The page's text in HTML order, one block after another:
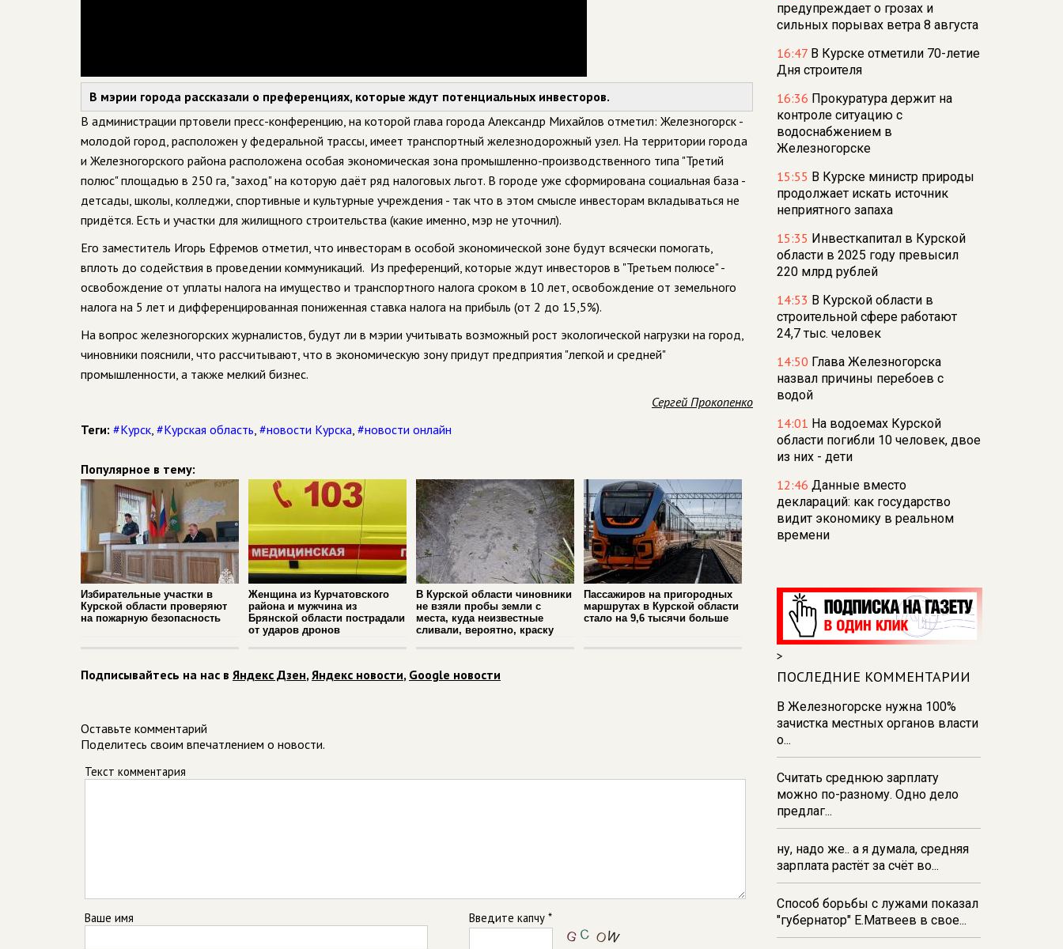
В мэрии города рассказали о преференциях, которые ждут потенциальных инвесторов.
В администрации пртовели пресс-конференцию, на которой глава города Александр Михайлов отметил: Железногорск -
молодой город, расположен у федеральной трассы, имеет транспортный железнодорожный узел. На территории города
и Железногорского района расположена особая экономическая зона промышленно-производственного типа "Третий
полюс" площадью в 250 га, "заход" на которую даёт ряд налоговых льгот. В городе уже сформирована социальная база -
детсады, школы, колледжи, спортивные и культурные учреждения - так что в этом смысле инвесторам вкладываться не
придётся. Есть и участки для жилищного строительства (какие именно, мэр не уточнил).
Его заместитель Игорь Ефремов отметил, что инвесторам в особой экономической зоне будут всячески помогать,
вплоть до содействия в проведении коммуникаций. Из преференций, которые ждут инвесторов в "Третьем полюсе" -
освобождение от уплаты налога на имущество и транспортного налога сроком в 10 лет, освобождение от земельного
налога на 5 лет и дифференцированная пониженная ставка налога на прибыль (от 2 до 15,5%).
На вопрос железногорских журналистов, будут ли в мэрии учитывать возможный рост экологической нагрузки на город,
чиновники пояснили, что рассчитывают, что в экономическую зону придут предприятия "легкой и средней"
промышленности, а также мелкий бизнес.
Сергей Прокопенко
Теги: #Курск, #Курская область, #новости Курска, #новости онлайн
Популярное в тему:
Избирательные участки в
Курской области проверяют
на пожарную безопасность
Женщина из Курчатовского
района и мужчина из
Брянской области пострадали
от ударов дронов
В Курской области чиновники
не взяли пробы земли с
места, куда неизвестные
сливали, вероятно, краску
Пассажиров на пригородных
маршрутах в Курской области
стало на 9,6 тысячи больше
Подписывайтесь на нас в Яндекс Дзен,Яндекс новости, Google новости
Оставьте комментарий
Поделитесь своим впечатлением о новости.
Текст комментария
Ваше имя Введите капчу *
предупреждает о грозах и
сильных порывах ветра 8 августа
16:47 В Курске отметили 70-летие
Дня строителя
16:36 Прокуратура держит на
контроле ситуацию с
водоснабжением в
Железногорске
15:55 В Курске министр природы
продолжает искать источник
неприятного запаха
15:35 Инвесткапитал в Курской
области в 2025 году превысил
220 млрд рублей
14:53 В Курской области в
строительной сфере работают
24,7 тыс. человек
14:50 Глава Железногорска
назвал причины перебоев с
водой
14:01 На водоемах Курской
области погибли 10 человек, двое
из них - дети
12:46 Данные вместо
деклараций: как государство
видит экономику в реальном
времени
Карла Маркса
12:17
В Курске прокуратура
добивается возмещения для
девочки - подростка ущерба за
побои
11:58В Курской области
обрушившаяся стена повлекла
возбуждение уголовного дела в
отношении ИП
11:52В Курске прокуратура
добивается выплаты более 1 млн
рублей зарплаты 32-м
работникам
>
ПОСЛЕДНИЕ КОММЕНТАРИИ
В Железногорске нужна 100%
зачистка местных органов власти
о...
Считать среднюю зарплату
можно по-разному. Одно дело
предлаг...
ну, надо же.. а я думала, средняя
зарплата растёт за счёт во...
Способ борьбы с лужами показал
"губернатор" Е.Матвеев в свое...